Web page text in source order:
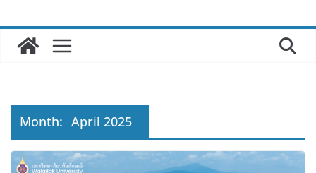
เท็จจริงและการมีส่วนร่วม
Month: April 2025